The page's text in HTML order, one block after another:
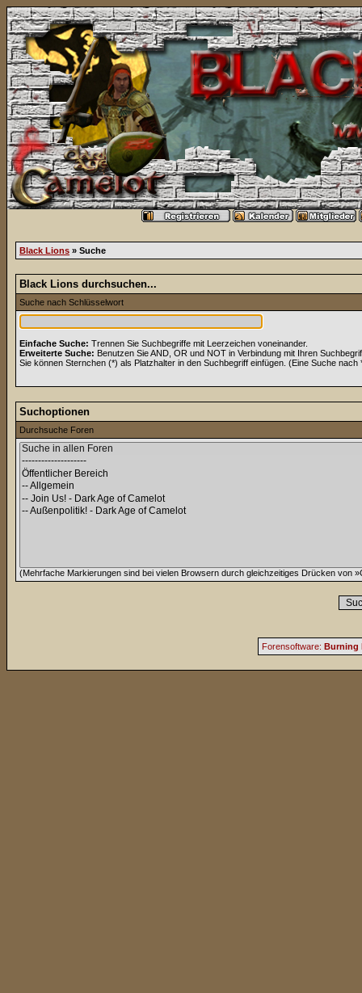
Black Lions » Suche
Black Lions durchsuchen...
Suche nach Schlüsselwort
Einfache Suche: Trennen Sie Suchbegriffe mit Leerzeichen voneinander.
Erweiterte Suche: Benutzen Sie AND, OR und NOT in Verbindung mit Ihren
Sie können Sternchen (*) als Platzhalter in den Suchbegriff einfügen. (Eine Suche
Suchoptionen
Durchsuche Foren
(Mehrfache Markierungen sind bei vielen Browsern durch gleichzeitiges Drücken von
Forensoftware: Burning